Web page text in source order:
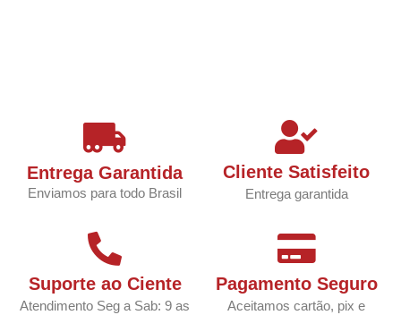
Entrega Garantida
Enviamos para todo Brasil
Cliente Satisfeito
Entrega garantida
Suporte ao Ciente
Atendimento Seg a Sab: 9 as
Pagamento Seguro
Aceitamos cartão, pix e